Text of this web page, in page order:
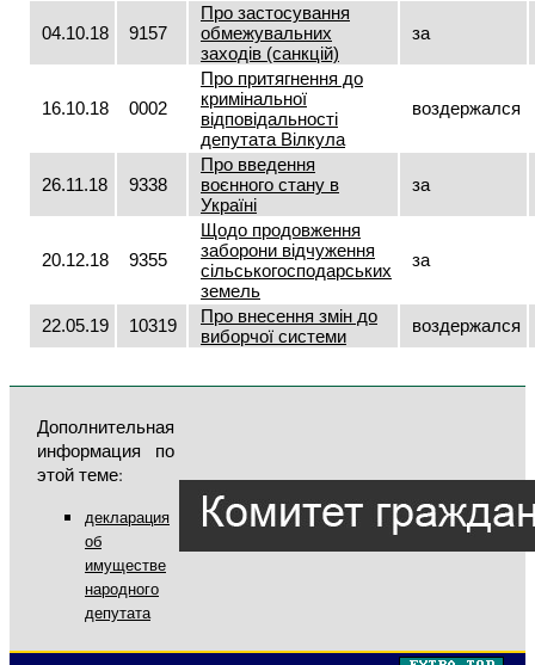
04.10.18 9157
Про застосування
обмежувальних
заходів (санкцій)
за
16.10.18 0002
Про притягнення до
кримінальної
відповідальності
депутата Вілкула
воздержался
26.11.18 9338
Про введення
воєнного стану в
Україні
за
20.12.18 9355
Щодо продовження
заборони відчуження
сільськогосподарських
земель
за
22.05.19 10319
Про внесення змін до
виборчої системи
воздержался
Дополнительная
информация по
этой теме:
декларация
об
имуществе
народного
депутата